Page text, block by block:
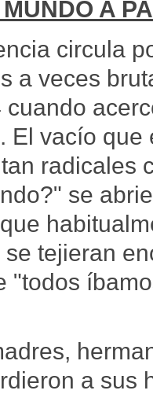
A
circula
a veces
cuando
El vacío
radicales
se
tejieran
"todos
a sus